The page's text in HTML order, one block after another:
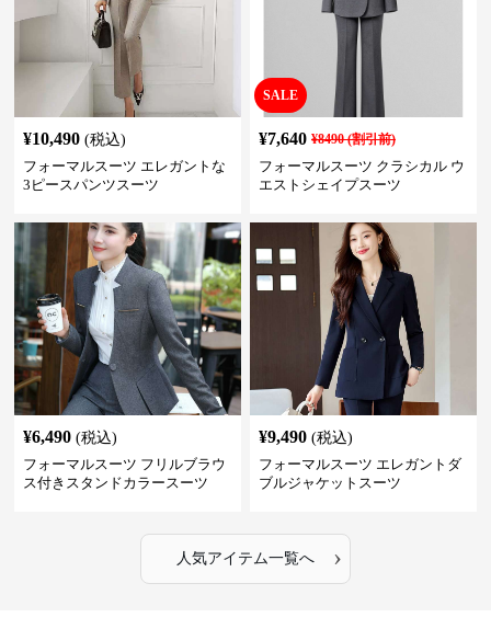
¥10,490 (税込)
フォーマルスーツ エレガントな
3ピースパンツスーツ
SALE
¥7,640 ¥8490(割引前)
フォーマルスーツ クラシカル ウ
エストシェイプスーツ
¥6,490 (税込)
フォーマルスーツ フリルブラウ
ス付きスタンドカラースーツ
¥9,490 (税込)
フォーマルスーツ エレガントダ
ブルジャケットスーツ
人気アイテム一覧へ ›